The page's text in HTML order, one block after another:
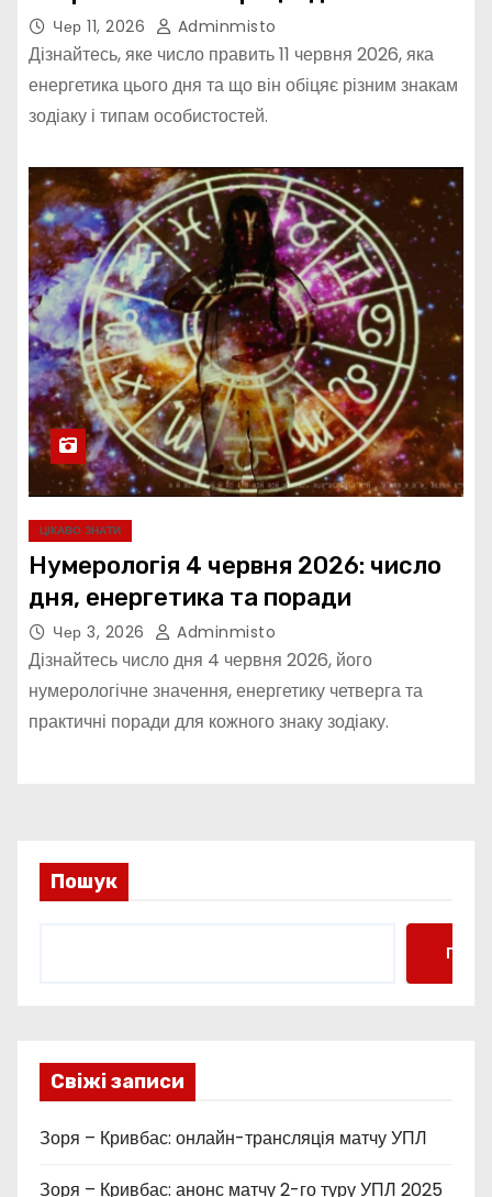
Чер 11, 2026 Adminmisto
Дізнайтесь, яке число править 11 червня 2026, яка
енергетика цього дня та що він обіцяє різним знакам
зодіаку і типам особистостей.
ЦІКАВО ЗНАТИ
Нумерологія 4 червня 2026: число
дня, енергетика та поради
Чер 3, 2026 Adminmisto
Дізнайтесь число дня 4 червня 2026, його
нумерологічне значення, енергетику четверга та
практичні поради для кожного знаку зодіаку.
Пошук
Свіжі записи
Зоря – Кривбас: онлайн-трансляція матчу УПЛ
Зоря – Кривбас: анонс матчу 2-го туру УПЛ 2025